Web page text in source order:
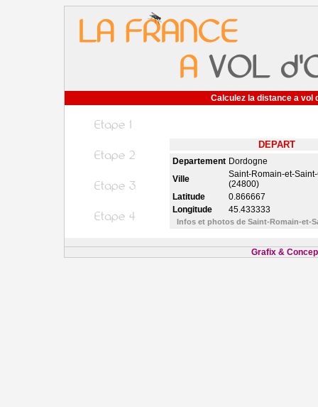
Calculez la distance a vol
DEPART
Departement Dordogne
Ville
Saint-Romain-et-
(24800)
Latitude
0.866667
Longitude
45.433333
Infos et photos de Saint-Romain-et-
Grafix &